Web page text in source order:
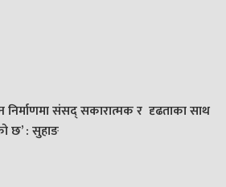
निर्माणमा संसद् सकारात्मक र दृढताका साथ
छ’ : सुहाङ